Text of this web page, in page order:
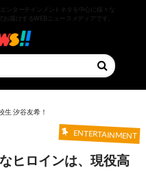
ンターテインメントネタを中心に様々な
届けするWEBニュースメディアです。
汐谷友希！
ENTERTAINMENT
ヒロインは、現役高